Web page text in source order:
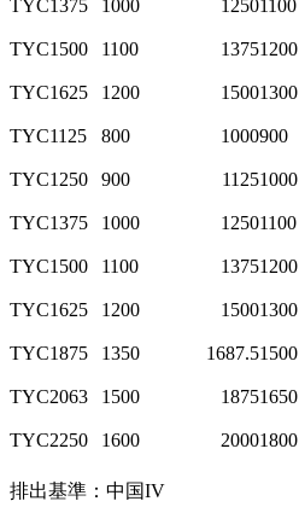
TYC1375 1000 12501100
TYC1500
1100 13751200
TYC1625
1200 15001300
TYC1125
800 1000900
TYC1250
900 11251000
TYC1375
1000 12501100
TYC1500
1100 13751200
TYC1625
1200 15001300
TYC1875
1350 1687.51500
TYC2063
1500 18751650
TYC2250
1600 20001800
排出基準：中国IV